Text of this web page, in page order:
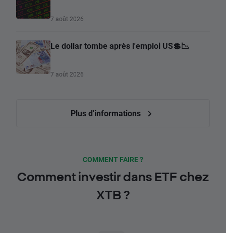
7 août 2026
Le dollar tombe après l'emploi US💲📉
7 août 2026
Plus d'informations
COMMENT FAIRE ?
Comment investir dans ETF chez
XTB ?